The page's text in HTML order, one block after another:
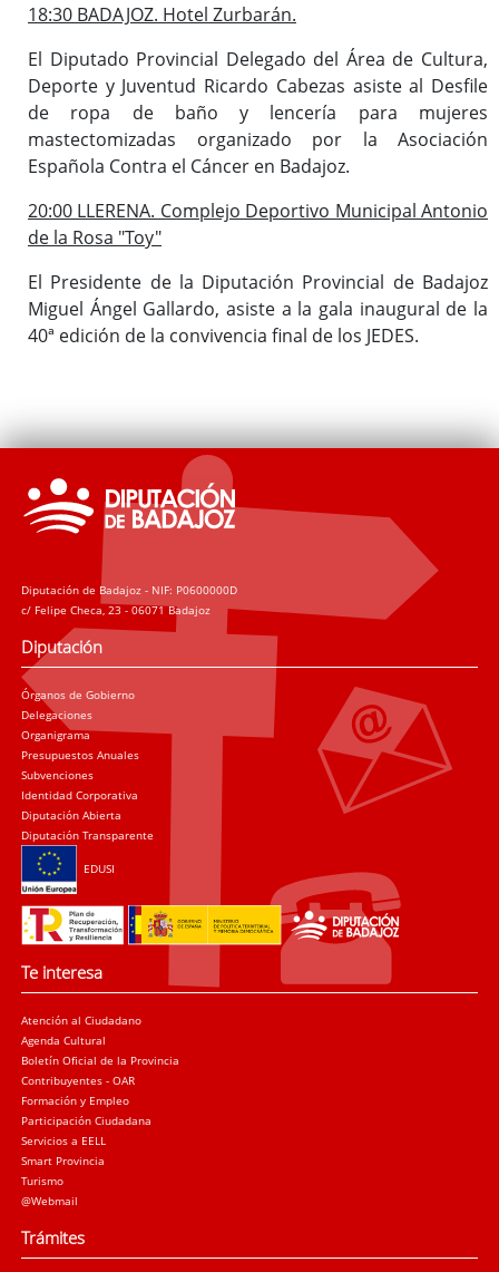
18:30 BADAJOZ. Hotel Zurbarán.
El Diputado Provincial Delegado del Área de Cultura,
Deporte y Juventud Ricardo Cabezas asiste al Desfile
de ropa de baño y lencería para mujeres
mastectomizadas organizado por la Asociación
Española Contra el Cáncer en Badajoz.
20:00 LLERENA. Complejo Deportivo Municipal Antonio
de la Rosa "Toy"
El Presidente de la Diputación Provincial de Badajoz
Miguel Ángel Gallardo, asiste a la gala inaugural de la
40ª edición de la convivencia final de los JEDES.
Diputación de Badajoz - NIF: P0600000D
c/ Felipe Checa, 23 - 06071 Badajoz
Diputación
Órganos de Gobierno
Delegaciones
Organigrama
Presupuestos Anuales
Subvenciones
Identidad Corporativa
Diputación Abierta
Diputación Transparente
EDUSI
Te interesa
Atención al Ciudadano
Agenda Cultural
Boletín Oficial de la Provincia
Contribuyentes - OAR
Formación y Empleo
Participación Ciudadana
Servicios a EELL
Smart Provincia
Turismo
@Webmail
Trámites